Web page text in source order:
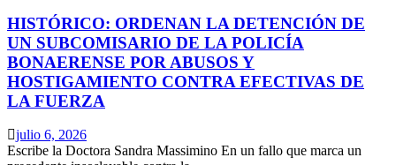
HISTÓRICO: ORDENAN LA DETENCIÓN DE
UN SUBCOMISARIO DE LA POLICÍA
BONAERENSE POR ABUSOS Y
HOSTIGAMIENTO CONTRA EFECTIVAS DE
LA FUERZA
julio 6, 2026
Escribe la Doctora Sandra Massimino En un fallo que marca un